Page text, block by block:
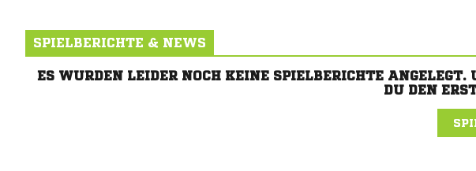
SPIELBERICHTE & NEWS
ES WURDEN LEIDER NOCH KEINE SPIELBERICHTE
DU DEN